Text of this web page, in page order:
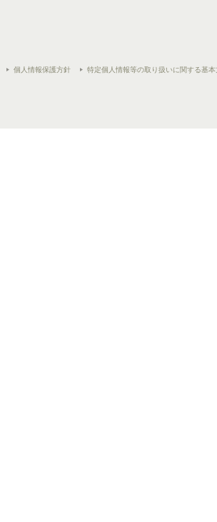
個人情報保護方針 特定個人情報等の取り扱いに関する基本